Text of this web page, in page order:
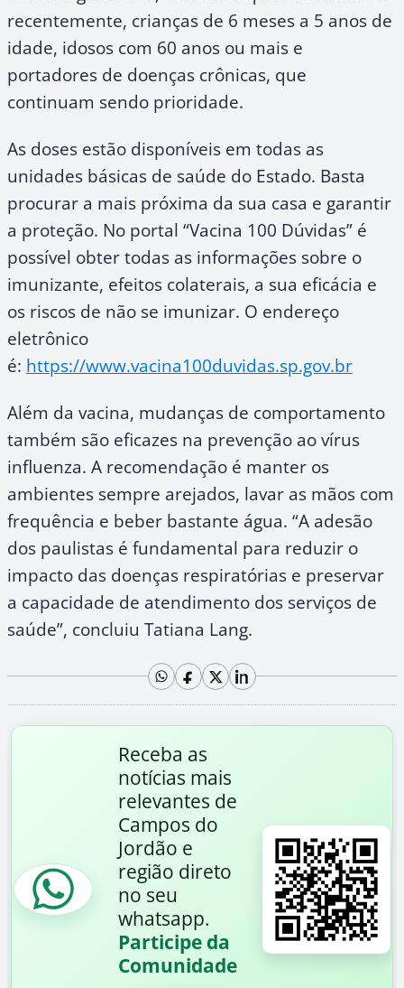
recentemente, crianças de 6 meses a 5 anos de
idade, idosos com 60 anos ou mais e
portadores de doenças crônicas, que
continuam sendo prioridade.
As doses estão disponíveis em todas as
unidades básicas de saúde do Estado. Basta
procurar a mais próxima da sua casa e garantir
a proteção. No portal “Vacina 100 Dúvidas” é
possível obter todas as informações sobre o
imunizante, efeitos colaterais, a sua eficácia e
os riscos de não se imunizar. O endereço
eletrônico
é: https://www.vacina100duvidas.sp.gov.br
Além da vacina, mudanças de comportamento
também são eficazes na prevenção ao vírus
influenza. A recomendação é manter os
ambientes sempre arejados, lavar as mãos com
frequência e beber bastante água. “A adesão
dos paulistas é fundamental para reduzir o
impacto das doenças respiratórias e preservar
a capacidade de atendimento dos serviços de
saúde”, concluiu Tatiana Lang.
Receba as
notícias mais
relevantes de
Campos do
Jordão e
região direto
no seu
whatsapp.
Participe da
Comunidade